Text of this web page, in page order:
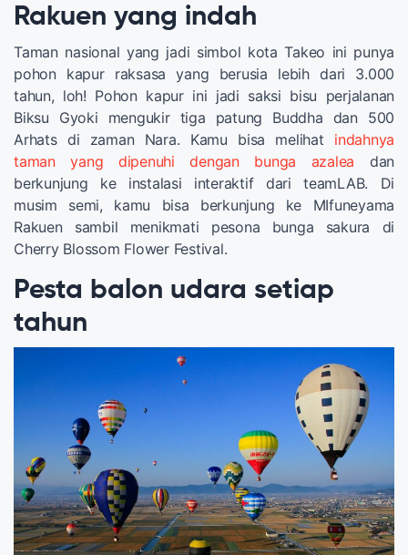
Rakuen yang indah
Taman nasional yang jadi simbol kota Takeo ini punya
pohon kapur raksasa yang berusia lebih dari 3.000
tahun, loh! Pohon kapur ini jadi saksi bisu perjalanan
Biksu Gyoki mengukir tiga patung Buddha dan 500
Arhats di zaman Nara. Kamu bisa melihat indahnya
taman yang dipenuhi dengan bunga azalea dan
berkunjung ke instalasi interaktif dari teamLAB. Di
musim semi, kamu bisa berkunjung ke MIfuneyama
Rakuen sambil menikmati pesona bunga sakura di
Cherry Blossom Flower Festival.
Pesta balon udara setiap
tahun